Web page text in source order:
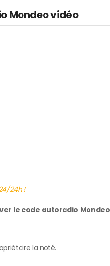
Mondeo vidéo
24h !
le code autoradio Mondeo
la noté.